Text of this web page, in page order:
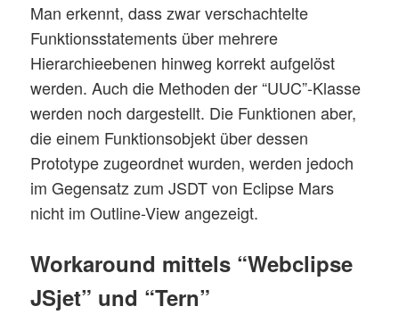
		this.b_num = 8;
		return this.bnum;
	};
Man erkennt, dass zwar verschachtelte
Funktionsstatements über mehrere
Hierarchieebenen hinweg korrekt aufgelöst
werden. Auch die Methoden der “UUC”-Klasse
werden noch dargestellt. Die Funktionen aber,
die einem Funktionsobjekt über dessen
Prototype zugeordnet wurden, werden jedoch
im Gegensatz zum JSDT von Eclipse Mars
nicht im Outline-View angezeigt.
Workaround mittels “Webclipse
JSjet” und “Tern”